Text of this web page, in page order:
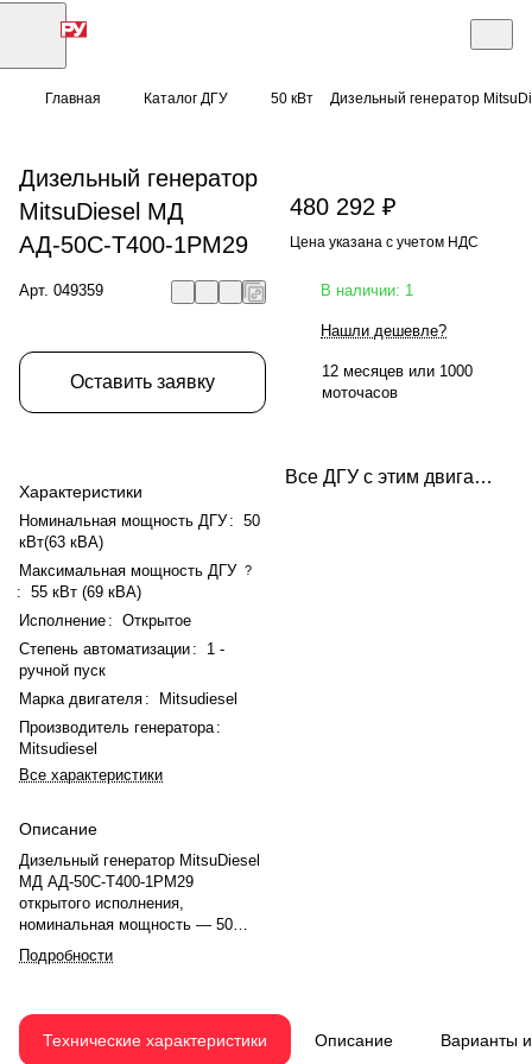
Главная Каталог ДГУ 50 кВт Дизельный генератор
Дизельный генератор
MitsuDiesel МД
АД-50С-Т400-1РМ29
Арт. 049359
Оставить заявку
Характеристики
Номинальная мощность ДГУ : 50
кВт(63 кВА)
Максимальная мощность ДГУ ?
: 55 кВт (69 кВА)
Исполнение : Открытое
Степень автоматизации :
1 -
ручной пуск
Марка двигателя :
Mitsudiesel
Производитель генератора :
Mitsudiesel
Все характеристики
Описание
Дизельный генератор MitsuDiesel
МД АД-50С-Т400-1РМ29
открытого исполнения,
номинальная мощность — 50
кВт(63 кВА), максимальная — 55
кВт (69 кВА). Двигатель
турбонаддувом, механический
регулятором оборотов. Система
Подробности
480 292 ₽
Цена указана с учетом НДС
В наличии: 1
Нашли дешевле?
12 месяцев или 1000
моточасов
Все ДГУ с этим двигателем
Технические характеристики Описание Варианты